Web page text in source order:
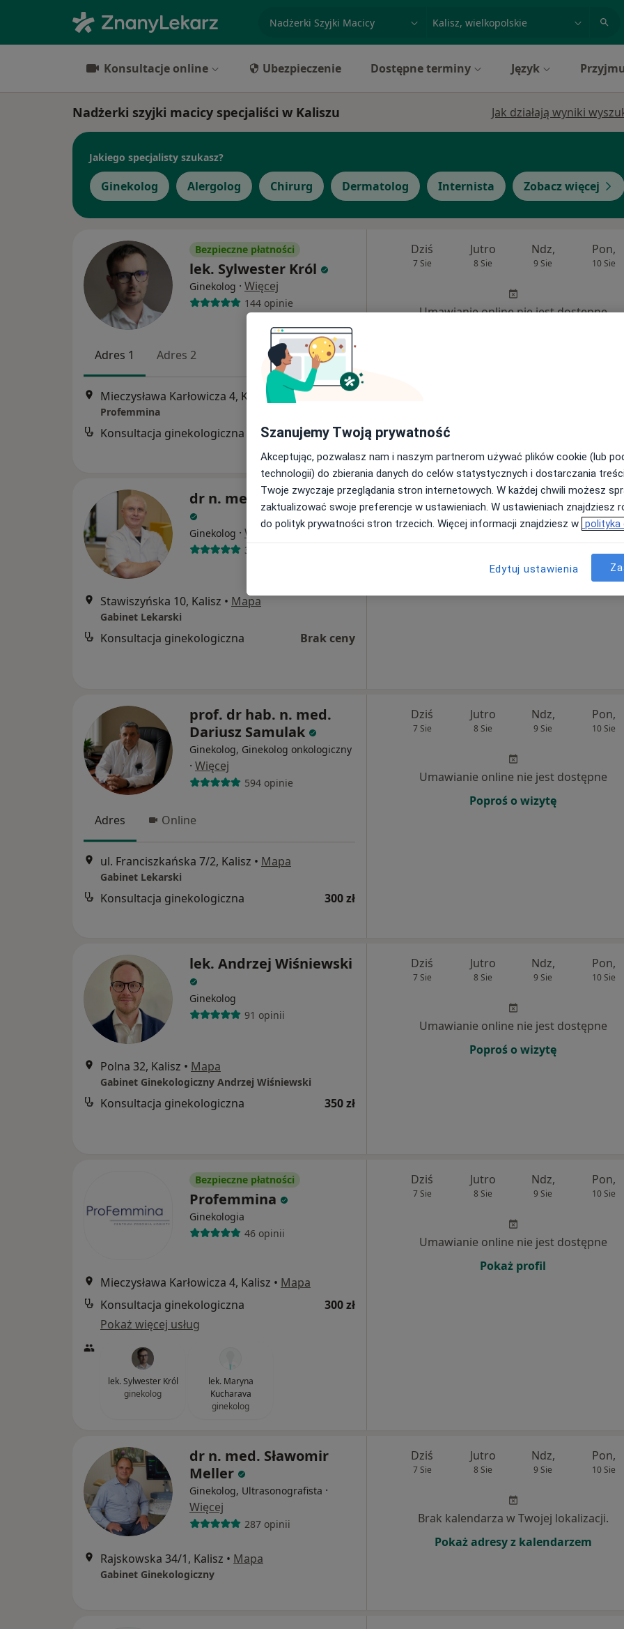
Konsultacje online Ubezpieczenie Dostępne terminy Język
Nadżerki szyjki macicy specjaliści w Kaliszu Jak działają wyniki
Jakiego specjalisty szukasz?
Ginekolog Alergolog Chirurg Dermatolog Internista Zobacz więcej
Bezpieczne płatności
lek. Sylwester Król
Ginekolog · Więcej
144 opinie
Adres 1 Adres 2
Mieczysława Karłowicza 4, Kalisz Mapa
Profemmina
Konsultacja ginekologiczna 300 zł
Dziś
7 Sie
Jutro
8 Sie
Ndz,
9 Sie
Pon,
10 Sie
Umawianie online nie jest dostępne
dr n. med. Artur Mazur
Ginekolog · Więcej
356 opinii
Stawiszyńska 10, Kalisz • Mapa
Gabinet Lekarski
Konsultacja ginekologiczna Brak ceny
Dziś
7 Sie
Jutro
8 Sie
Ndz,
9 Sie
Pon,
10 Sie
prof. dr hab. n. med.
Dariusz Samulak
Ginekolog, Ginekolog onkologiczny
· Więcej
594 opinie
Adres Online
ul. Franciszkańska 7/2, Kalisz • Mapa
Gabinet Lekarski
Konsultacja ginekologiczna 300 zł
Dziś
7 Sie
Jutro
8 Sie
Ndz,
9 Sie
Pon,
10 Sie
Umawianie online nie jest dostępne
Poproś o wizytę
lek. Andrzej Wiśniewski
Ginekolog
91 opinii
Polna 32, Kalisz • Mapa
Gabinet Ginekologiczny Andrzej Wiśniewski
Konsultacja ginekologiczna 350 zł
Dziś
7 Sie
Jutro
8 Sie
Ndz,
9 Sie
Pon,
10 Sie
Umawianie online nie jest dostępne
Poproś o wizytę
Bezpieczne płatności
Profemmina
Ginekologia
46 opinii
Mieczysława Karłowicza 4, Kalisz • Mapa
Konsultacja ginekologiczna
300 zł
Pokaż więcej usług
lek. Sylwester Król
ginekolog
lek. Maryna
Kucharava
ginekolog
Dziś
7 Sie
Jutro
8 Sie
Ndz,
9 Sie
Pon,
10 Sie
Umawianie online nie jest dostępne
Pokaż profil
dr n. med. Sławomir
Meller
Ginekolog, Ultrasonografista ·
Więcej
287 opinii
Rajskowska 34/1, Kalisz • Mapa
Gabinet Ginekologiczny
Dziś
7 Sie
Jutro
8 Sie
Ndz,
9 Sie
Pon,
10 Sie
Brak kalendarza w Twojej lokalizacji.
Pokaż adresy z kalendarzem
Szanujemy Twoją prywatność
Akceptując, pozwalasz nam i naszym partnerom używać plików cookie (lub
technologii) do zbierania danych do celów statystycznych i dostarczania
Twoje zwyczaje przeglądania stron internetowych. W każdej chwili możesz
zaktualizować swoje preferencje w ustawieniach. W ustawieniach znajdziesz
do polityk prywatności stron trzecich. Więcej informacji znajdziesz w polityka
Edytuj ustawienia